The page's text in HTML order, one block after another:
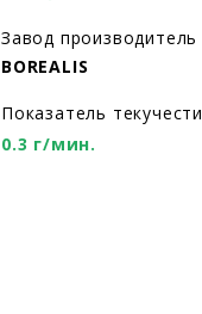
Завод производитель
BOREALIS
Показатель текучести
0.3 г/мин.